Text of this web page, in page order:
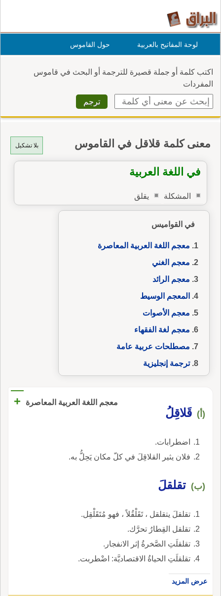
لوحة المفاتيح بالعربية حول القاموس
اكتب كلمة أو جملة قصيرة للترجمة أو البحث في قاموس
المفردات
بلا تشكيل معنى كلمة قلاقل في القاموس
في اللغة العربية
المشكلة يقلق
في القواميس
معجم اللغة العربية المعاصرة
معجم الغني
معجم الرائد
المعجم الوسيط
معجم الأصوات
معجم لغة الفقهاء
مصطلحات عربية عامة
ترجمة إنجليزية
معجم اللغة العربية المعاصرة +
(أ) قَلاقِلُ
اضطرابات.
فلان يثير القلاقِلَ في كلّ مكان يَحِلُّ به.
(ب) تقلقلَ
تقلقلَ يتقلقل ، تَقَلْقُلاً ، فهو مُتَقَلْقِل.
تقلقل القِطارُ تحرَّك.
تقلقلَتِ الصَّخرةُ إثر الانفجار.
تقلقلَتِ الحياةُ الاقتصاديَّة: اضْطربت.
عرض المزيد